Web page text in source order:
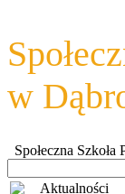
w
Społeczna
Aktualności